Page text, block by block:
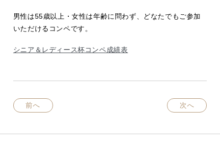
男性は55歳以上・女性は年齢に問わず、どなたでもご参加
いただけるコンペです。
シニア＆レディース杯コンペ成績表
前へ 次へ